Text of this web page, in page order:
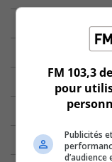
FM 103,3
pour
Publicités